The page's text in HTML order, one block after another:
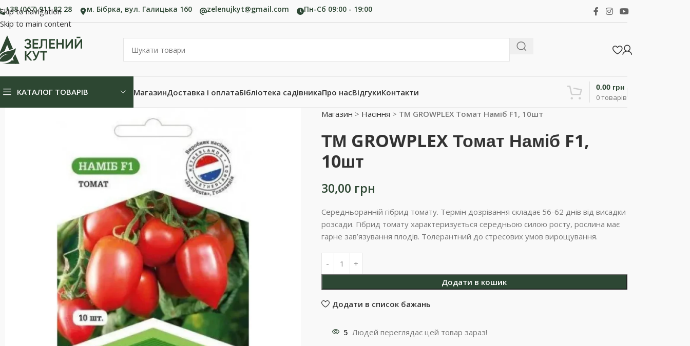
Skip to navigation
Skip to main content
+38 (067) 911 82 28 м. Бібрка, вул. Галицька 160 zelenujkyt@gmail.com Пн-Сб 09:00 - 19:00
КАТАЛОГ ТОВАРІВ МагазинДоставка і оплатаБібліотека садівникаПро насВідгукиКонтакти
0товарів
0,00 грн
Магазин > Насіння > ТМ GROWPLEX Томат Наміб F1, 10шт
ТМ GROWPLEX Томат Наміб F1,
10шт
30,00 грн
Середньоранній гібрид томату. Термін дозрівання складає 56-62 днів від висадки
розсади. Гібрид томату характеризується середньою силою росту, рослина має
гарне зав’язування плодів. Толерантний до стресових умов вирощування.
Додати в кошик
Додати в список бажань
5 Людей переглядає цей товар зараз!